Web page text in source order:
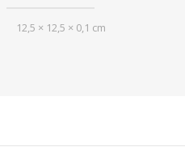
12,5 × 12,5 × 0,1 cm